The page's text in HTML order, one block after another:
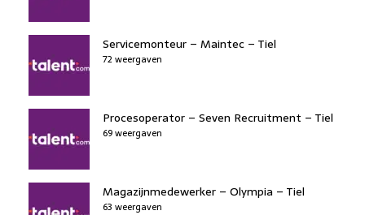
Servicemonteur – Maintec – Tiel
72 weergaven
Procesoperator – Seven Recruitment – Tiel
69 weergaven
Magazijnmedewerker – Olympia – Tiel
63 weergaven